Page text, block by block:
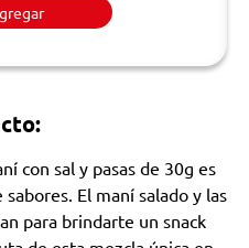
con sal y pasas de 30g es
El maní salado y las
para brindarte un snack